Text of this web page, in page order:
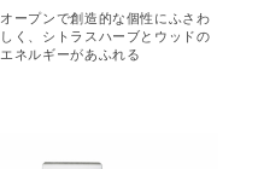
オープンで創造的な個性にふさわ
しく、シトラスハーブとウッドの
エネルギーがあふれる